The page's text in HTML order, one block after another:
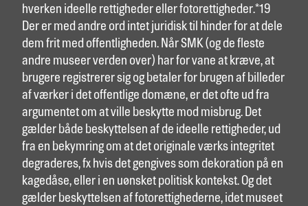
hverken ideelle rettigheder eller fotorettigheder.*19
Der er med andre ord intet juridisk til hinder for at dele
dem frit med offentligheden. Når SMK (og de fleste
andre museer verden over) har for vane at kræve, at
brugere registrerer sig og betaler for brugen af billeder
af værker i det offentlige domæne, er det ofte ud fra
argumentet om at ville beskytte mod misbrug. Det
gælder både beskyttelsen af de ideelle rettigheder, ud
fra en bekymring om at det originale værks integritet
degraderes, fx hvis det gengives som dekoration på en
kagedåse, eller i en uønsket politisk kontekst. Og det
gælder beskyttelsen af fotorettighederne, idet museet